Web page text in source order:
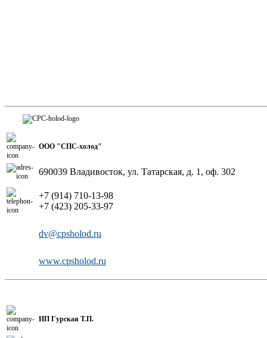
ООО "СПС-холод"
690039 Владивосток, ул. Татарская, д. 1, оф. 302
+7 (914) 710-13-98
+7 (423) 205-33-97
dv@cpsholod.ru
www.cpsholod.ru
ИП Гурская Т.П.